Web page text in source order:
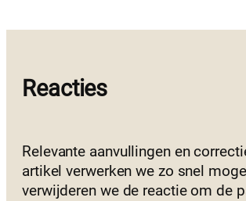
Reacties
Relevante aanvullingen en
artikel verwerken we zo snel
verwijderen we de reactie om de